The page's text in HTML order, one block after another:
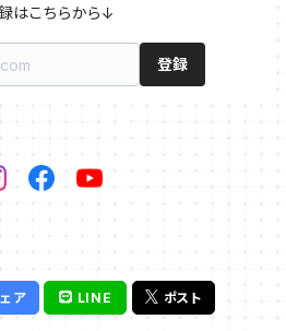
はこちらから↓
登録
ア LINE ポスト